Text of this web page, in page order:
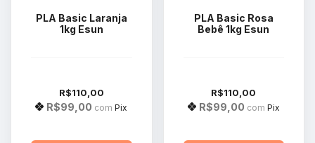
PLA Basic Laranja
1kg Esun
R$110,00
R$99,00 com Pix
PLA Basic Rosa
Bebê 1kg Esun
R$110,00
R$99,00 com Pix